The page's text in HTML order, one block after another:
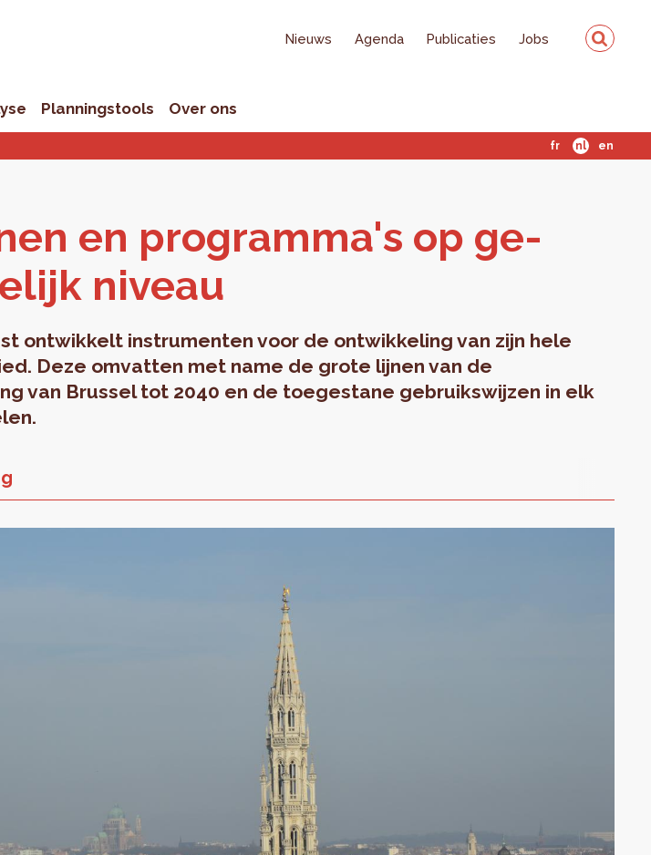
Nieuws Agenda Publicaties Jobs
Planningstools Over ons
fr nl en
en pro­gram­ma's op ge­
ni­veau
ontwikkelt instrumenten voor de ontwikkeling van zijn hele
Deze omvatten met name de grote lijnen van de
van Brussel tot 2040 en de toegestane gebruikswijzen in elk